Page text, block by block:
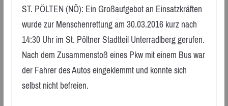
ST. PÖLTEN (NÖ): Ein Großaufgebot an Einsatzkräften
wurde zur Menschenrettung am 30.03.2016 kurz nach
14:30 Uhr im St. Pöltner Stadtteil Unterradlberg gerufen.
Nach dem Zusammenstoß eines Pkw mit einem Bus war
der Fahrer des Autos eingeklemmt und konnte sich
selbst nicht befreien.